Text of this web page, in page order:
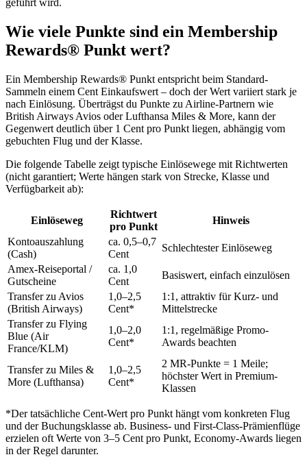
geführt wird.
Wie viele Punkte sind ein Membership
Rewards® Punkt wert?
Ein Membership Rewards® Punkt entspricht beim Standard-
Sammeln einem Cent Einkaufswert – doch der Wert variiert stark je
nach Einlösung. Überträgst du Punkte zu Airline-Partnern wie
British Airways Avios oder Lufthansa Miles & More, kann der
Gegenwert deutlich über 1 Cent pro Punkt liegen, abhängig vom
gebuchten Flug und der Klasse.
Die folgende Tabelle zeigt typische Einlösewege mit Richtwerten
(nicht garantiert; Werte hängen stark von Strecke, Klasse und
Verfügbarkeit ab):
Einlöseweg
Richtwert
pro Punkt
Hinweis
Kontoauszahlung
(Cash)
ca. 0,5–0,7
Cent
Schlechtester Einlöseweg
Amex-Reiseportal /
Gutscheine
ca. 1,0
Cent
Basiswert, einfach einzulösen
Transfer zu Avios
(British Airways)
1,0–2,5
Cent*
1:1, attraktiv für Kurz- und
Mittelstrecke
Transfer zu Flying
Blue (Air
France/KLM)
1,0–2,0
Cent*
1:1, regelmäßige Promo-
Awards beachten
Transfer zu Miles &
More (Lufthansa)
1,0–2,5
Cent*
2 MR-Punkte = 1 Meile;
höchster Wert in Premium-
Klassen
*Der tatsächliche Cent-Wert pro Punkt hängt vom konkreten Flug
und der Buchungsklasse ab. Business- und First-Class-Prämienflüge
erzielen oft Werte von 3–5 Cent pro Punkt, Economy-Awards liegen
in der Regel darunter.